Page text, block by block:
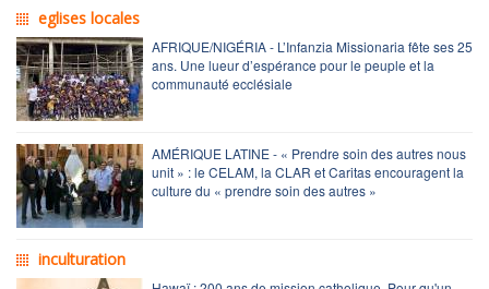
eglises locales
AFRIQUE/NIGÉRIA - L’Infanzia Missionaria fête ses 25
ans. Une lueur d’espérance pour le peuple et la
communauté ecclésiale
AMÉRIQUE LATINE - « Prendre soin des autres nous
unit » : le CELAM, la CLAR et Caritas encouragent la
culture du « prendre soin des autres »
inculturation